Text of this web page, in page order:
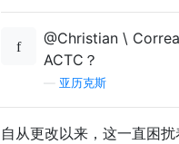
@Christian \
ACTC？
亚历克斯
自从更改以来，这一直困